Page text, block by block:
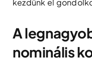
kezdünk el
A
nominális